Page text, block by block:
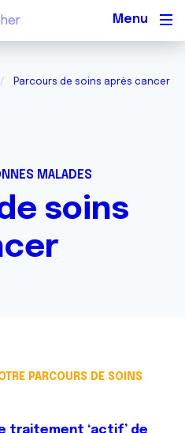
Parcours de soins après cancer
MALADES
soins
PARCOURS DE SOINS
traitement ‘actif’ de